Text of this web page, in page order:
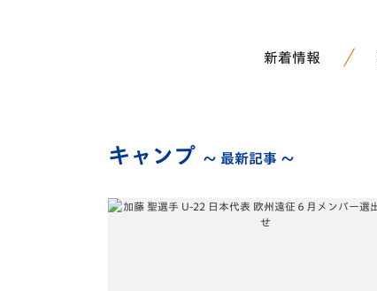
新着情報
キャンプ ～ 最新記事 ～